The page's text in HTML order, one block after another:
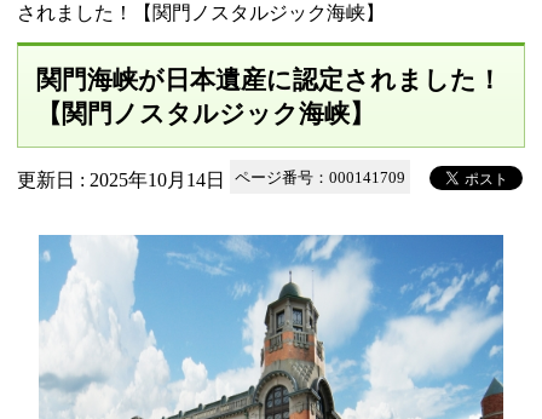
されました！【関門ノスタルジック海峡】
関門海峡が日本遺産に認定されました！
【関門ノスタルジック海峡】
更新日 : 2025年10月14日 ページ番号：000141709